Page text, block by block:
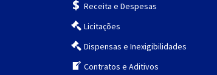
Receita e Despesas
Licitações
Dispensas e Inexigibilidades
Contratos e Aditivos